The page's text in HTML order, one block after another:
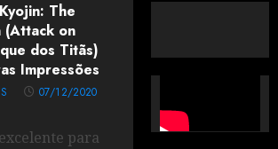
The
(Attack on
dos Titãs)
Impressões
07/12/2020
para